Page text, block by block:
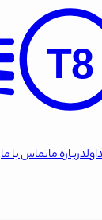
T8
درباره ماتماس با ما